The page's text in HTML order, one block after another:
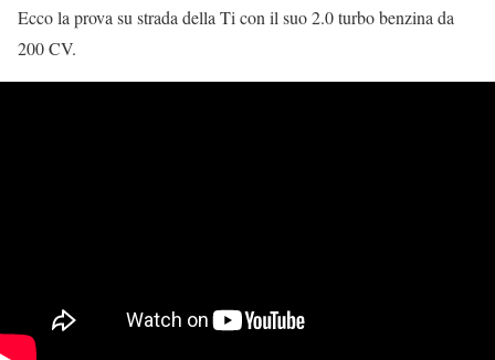
Ecco la prova su strada della Ti con il suo 2.0 turbo benzina da
200 CV.